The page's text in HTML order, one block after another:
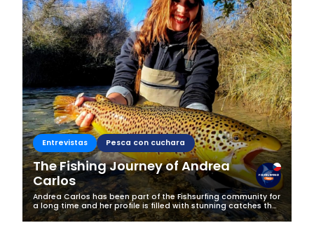
Entrevistas Pesca con cuchara
The Fishing Journey of Andrea
Carlos
Andrea Carlos has been part of the Fishsurfing community for
a long time and her profile is filled with stunning catches that
instantly grab attention. We couldn’t resist getting to know
the...